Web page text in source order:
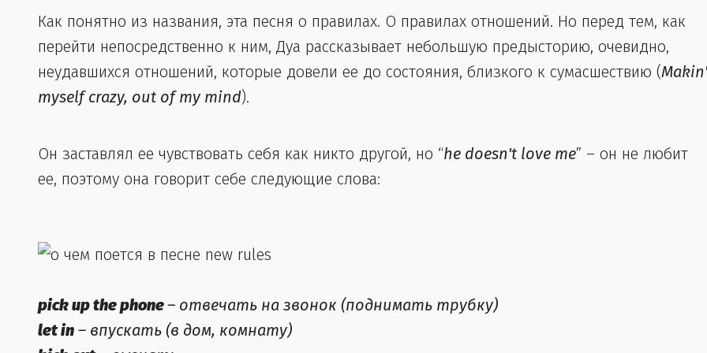
Как понятно из названия, эта песня о правилах. О правилах отношений. Но перед тем, как
перейти непосредственно к ним, Дуа рассказывает небольшую предысторию, очевидно,
неудавшихся отношений, которые довели ее до состояния, близкого к сумасшествию (Makin'
myself crazy, оut of my mind).
Он заставлял ее чувствовать себя как никто другой, но “he doesn't love me” – он не любит
ее, поэтому она говорит себе следующие слова:
pick up the phone– отвечать на звонок (поднимать трубку)
let in – впускать (в дом, комнату)